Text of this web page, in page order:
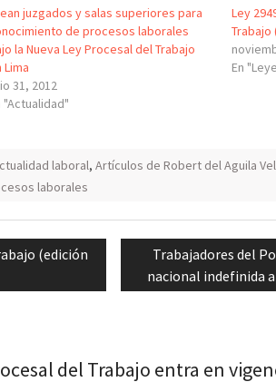
juzgados y salas superiores para
de procesos laborales
la Nueva Ley Procesal del Trabajo
Lima
31, 2012
"Actualidad"
Ley
Trabajo
En
laboral, Artículos de Robert del Aguila
laborales
(edición
Next
post:
Trabajadores del
nacional indefinida
del Trabajo entra en